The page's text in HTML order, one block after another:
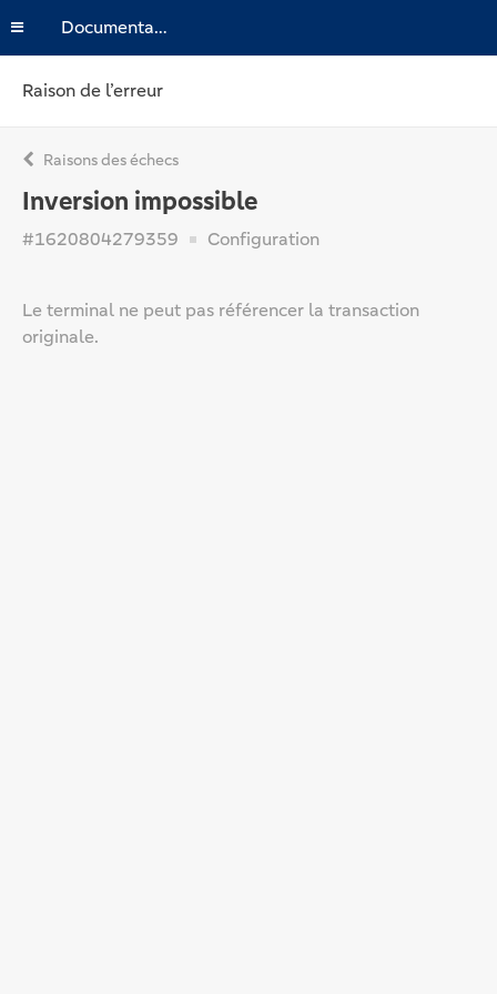
Documentation
Raison de l’erreur
Raisons des échecs
Inversion impossible
#1620804279359 Configuration
Le terminal ne peut pas référencer la transaction
originale.